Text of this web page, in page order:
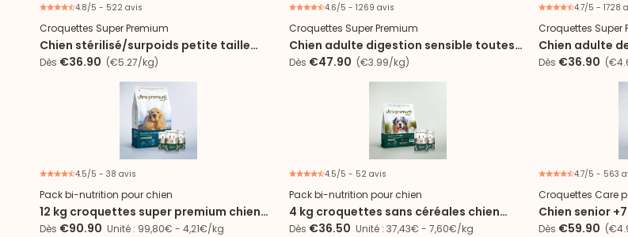
4.8/5 - 522 avis
Croquettes Super Premium
Chien stérilisé/surpoids petite taille
(<10kg) - Light
Dès €36.90 (€5.27/kg)
4.6/5 - 1269 avis
Croquettes Super Premium
Chien adulte digestion sensible toutes
tailles
Dès €47.90 (€3.99/kg)
4.7/5 - 1728
Croquettes Super
Chien adulte
Dès €36.90
4.5/5 - 38 avis
Pack bi-nutrition pour chien
12 kg croquettes super premium chien
digestion sensible + 24 boîtes agneau
Dès €90.90 Unité : 99,80€ - 4,21€/kg
4.5/5 - 52 avis
Pack bi-nutrition pour chien
4 kg croquettes sans céréales chien
Digestion Sensible + 2 boîtes agneau
Dès €36.50 Unité : 37,43€ - 7,60€/kg
4.7/5 - 563
Croquettes Care
Chien senior
Dès €59.90